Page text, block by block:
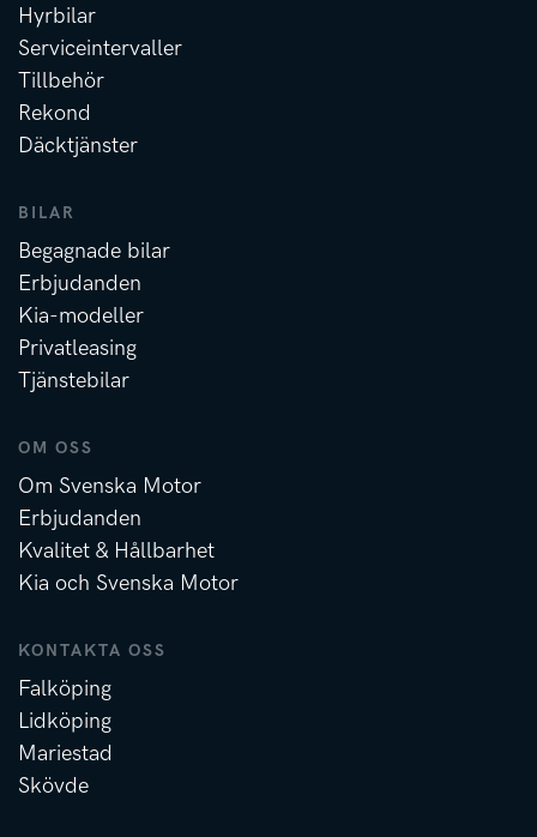
Hyrbilar
Serviceintervaller
Tillbehör
Rekond
Däcktjänster
BILAR
Begagnade bilar
Erbjudanden
Kia-modeller
Privatleasing
Tjänstebilar
OM OSS
Om Svenska Motor
Erbjudanden
Kvalitet & Hållbarhet
Kia och Svenska Motor
KONTAKTA OSS
Falköping
Lidköping
Mariestad
Skövde